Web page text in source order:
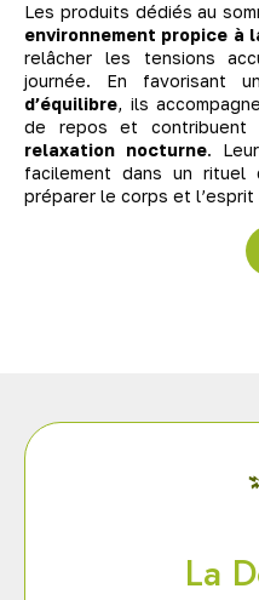
Les produits dédiés au
environnement propice à
relâcher les tensions
journée. En favorisant
d’équilibre, ils
de repos et contribuent
relaxation nocturne.
facilement dans un rituel
préparer le corps et l’esprit
La